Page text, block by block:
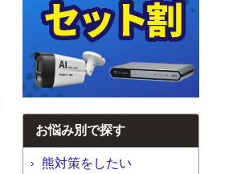
お悩み別で探す
熊対策をしたい